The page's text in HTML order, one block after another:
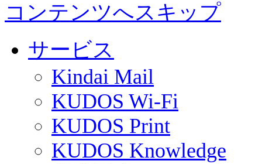
コンテンツへスキップ
サービス
Kindai Mail
KUDOS Wi-Fi
KUDOS Print
KUDOS Knowledge